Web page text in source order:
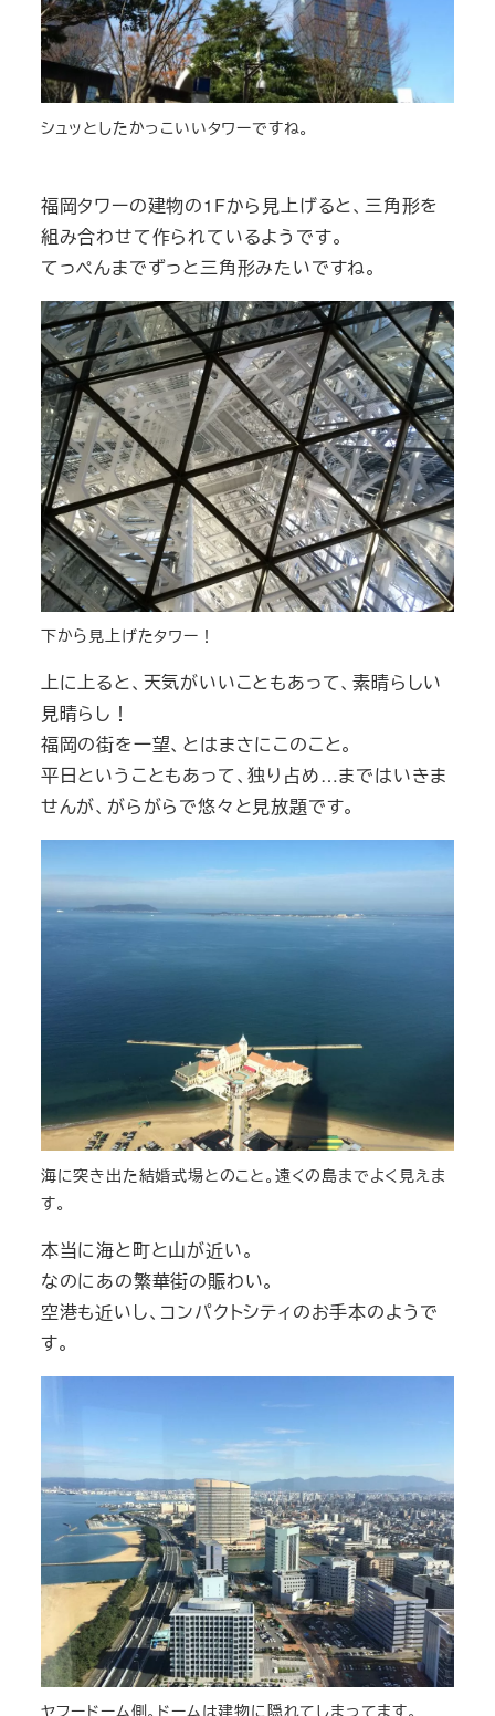
シュッとしたかっこいいタワーですね。
福岡タワーの建物の1Fから見上げると、三角形を
組み合わせて作られているようです。
てっぺんまでずっと三角形みたいですね。
下から見上げたタワー！
上に上ると、天気がいいこともあって、素晴らしい
見晴らし！
福岡の街を一望、とはまさにこのこと。
平日ということもあって、独り占め…まではいきま
せんが、がらがらで悠々と見放題です。
海に突き出た結婚式場とのこと。遠くの島までよく見えま
す。
本当に海と町と山が近い。
なのにあの繁華街の賑わい。
空港も近いし、コンパクトシティのお手本のようで
す。
ヤフードーム側。ドームは建物に隠れてしまってます。